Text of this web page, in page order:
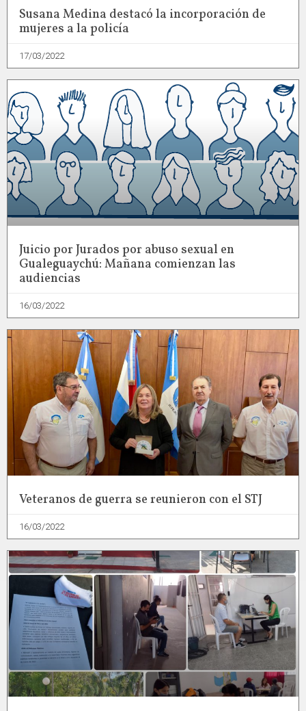
Susana Medina destacó la incorporación de
mujeres a la policía
17/03/2022
Juicio por Jurados por abuso sexual en
Gualeguaychú: Mañana comienzan las
audiencias
16/03/2022
Veteranos de guerra se reunieron con el STJ
16/03/2022